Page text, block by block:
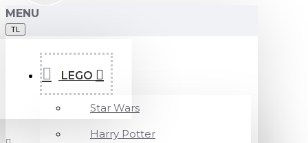
MENU
TL
LEGO
Star Wars
Harry Potter